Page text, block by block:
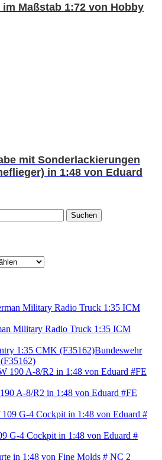
Maßstab 1:72 von Hobby
mit Sonderlackierungen
in 1:48 von Eduard
Suchen
Military Radio Truck 1:35 ICM
Bundeswehr
A-8/R2 in 1:48 von Eduard #FE
G-4 Cockpit in 1:48 von Eduard #